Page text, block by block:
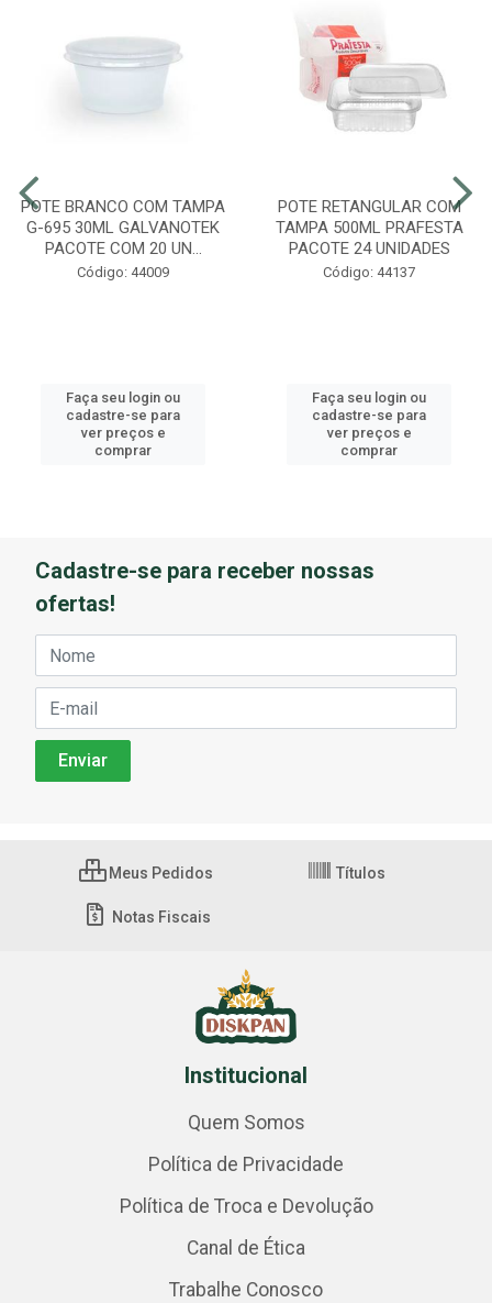
POTE BRANCO COM TAMPA
G-695 30ML GALVANOTEK
PACOTE COM 20 UN...
Código: 44009
Faça seu login ou
cadastre-se para
ver preços e
comprar
POTE RETANGULAR COM
TAMPA 500ML PRAFESTA
PACOTE 24 UNIDADES
Código: 44137
Faça seu login ou
cadastre-se para
ver preços e
comprar
Cadastre-se para receber nossas
ofertas!
Meus Pedidos Títulos
Notas Fiscais
Institucional
Quem Somos
Política de Privacidade
Política de Troca e Devolução
Canal de Ética
Trabalhe Conosco